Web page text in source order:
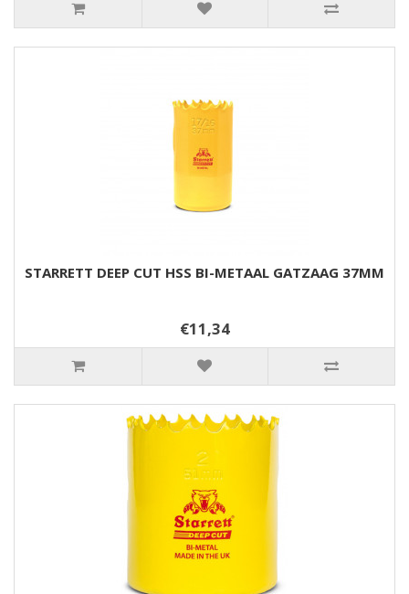
STARRETT DEEP CUT HSS BI-METAAL GATZAAG 37MM
€11,34